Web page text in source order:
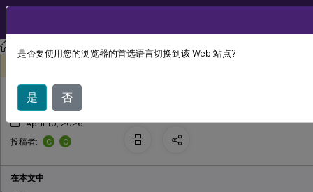
Linux 虚拟投递代理 Linux 虚拟投递代理 2407
多显示器支持
April 10, 2026
投稿者:
C C
在本文中
是否要使用您的浏览器的首选语言切换到该 Web 站点?
是 否